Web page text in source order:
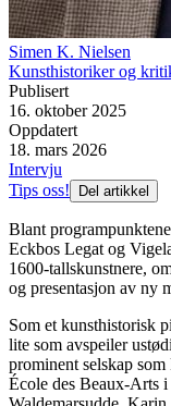
Simen K. Nielsen
Kunsthistoriker og
Publisert
16. oktober 2025
Oppdatert
18. mars 2026
Intervju
Tips oss!
Del artikkel
Blant
Eckbos Legat og
1600-tallskunstnere,
og presentasjon av ny
Som et kunsthistorisk
lite som avspeiler
prominent selskap
École des Beaux-Arts